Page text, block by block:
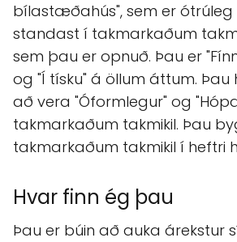
bílastæðahús", sem er
standast í takmarkaðum
sem þau er opnuð. Þau er
og "Í tísku" á öllum áttum.
að vera "Óformlegur" og
takmarkaðum takmikil. Þau
takmarkaðum takmikil í heftri
Hvar finn ég þau
Þau er búin að auka árekstur